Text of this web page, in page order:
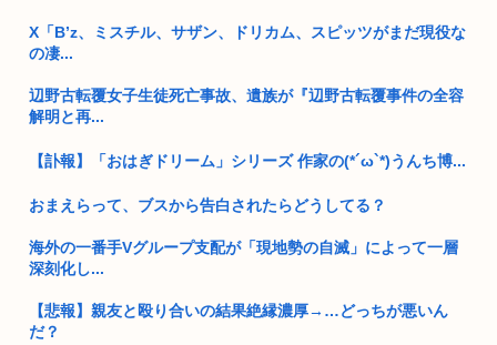
【高市】トランプ「イランが核入手したら2分でイタリア滅亡
【衝撃】国家公務員チン上げ、大卒初年度で年収514万、勤続
誤って脳幹を摘出された女性、重篤な植物状態だが、意識は正
NISAのせいで少子化加速してるけどこれ本当に政策として合
X「B’z、ミスチル、サザン、ドリカム、スピッツがまだ現役な
の凄...
辺野古転覆女子生徒死亡事故、遺族が『辺野古転覆事件の全容
解明と再...
【訃報】「おはぎドリーム」シリーズ 作家の(*´ω`*)うんち博...
おまえらって、ブスから告白されたらどうしてる？
海外の一番手Vグループ支配が「現地勢の自滅」によって一層
深刻化し...
【悲報】親友と殴り合いの結果絶縁濃厚→…どっちが悪いん
だ？